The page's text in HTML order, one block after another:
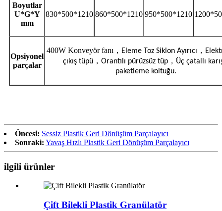
Boyutlar
U*G*Y
mm
830*500*1210 860*500*1210 950*500*1210
Opsiyonel
parçalar
400W Konveyör fanı ， Eleme Toz Siklon Ayırıcı ，
çıkış tüpü， Orantılı pürüzsüz tüp， Üç çatallı
paketleme koltuğu.
Öncesi: Sessiz Plastik Geri Dönüşüm Parçalayıcı
Sonraki: Yavaş Hızlı Plastik Geri Dönüşüm Parçalayıcı
ilgili ürünler
Çift Bilekli Plastik Granülatör